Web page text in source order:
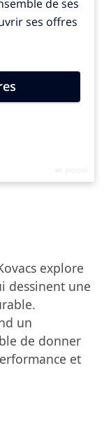
à Marcy-
qu’elle
Pour
une
langage
président du
,Maxime
explore
dessinent une
un
de donner
et